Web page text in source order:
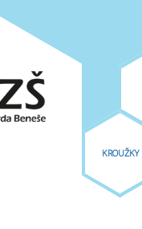
KROUŽKY